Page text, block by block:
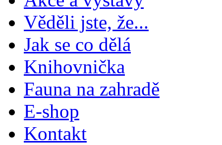
Věděli jste, že...
Jak se co dělá
Knihovnička
Fauna na zahradě
E-shop
Kontakt